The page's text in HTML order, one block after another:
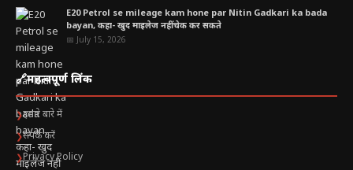
E20 Petrol se mileage kam hone par Nitin Gadkari ka bada
bayan, कहा- खुद माइलेज नहीं चेक कर सकते
📅 July 15, 2026
🔗महत्वपूर्ण लिंक
❯हमारे बारे में
❯संपर्क करें
❯Privacy Policy